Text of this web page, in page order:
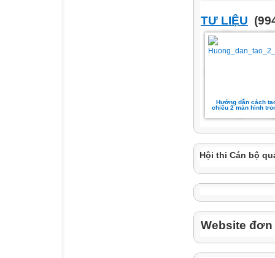
TƯ LIỆU
Hướng dẫn cách
chiếu 2 màn hình
Hội thi Cán bộ
Website